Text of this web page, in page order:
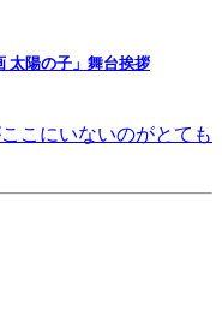
太陽の子」舞台挨拶
こにいないのがとても